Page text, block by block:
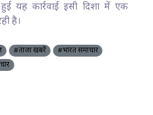
यह कार्रवाई इसी दिशा में एक
है।
#ताज़ा खबरें
#भारत समाचार